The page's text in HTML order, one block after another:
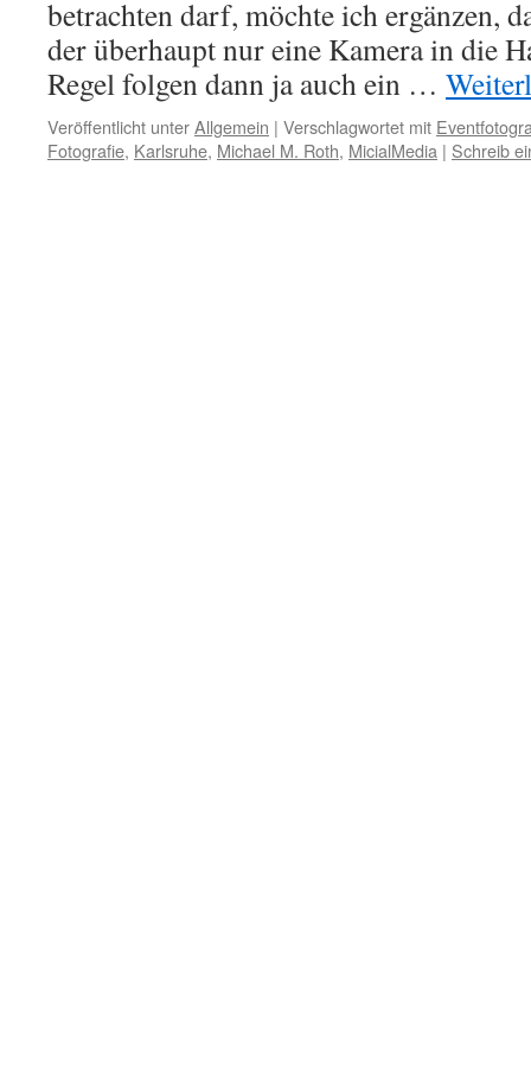
betrachten darf, möchte ich ergänzen,
der überhaupt nur eine Kamera in die
Regel folgen dann ja auch ein …
Veröffentlicht unterAllgemein | Verschlagwortet mit
Fotografie, Karlsruhe, Michael M. Roth, MicialMedia | Schreib